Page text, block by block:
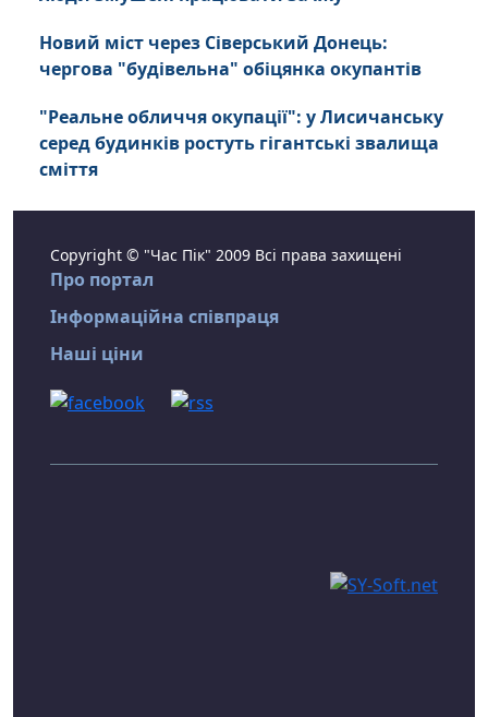
Новий міст через Сіверський Донець:
чергова "будівельна" обіцянка окупантів
"Реальне обличчя окупації": у Лисичанську
серед будинків ростуть гігантські звалища
сміття
Copyright © "Час Пік" 2009 Всі права захищені
Про портал
Інформаційна співпраця
Наші ціни